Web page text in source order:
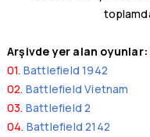
Arşivde yer alan oyunlar:
01. Battlefield 1942
02. Battlefield Vietnam
03. Battlefield 2
04. Battlefield 2142